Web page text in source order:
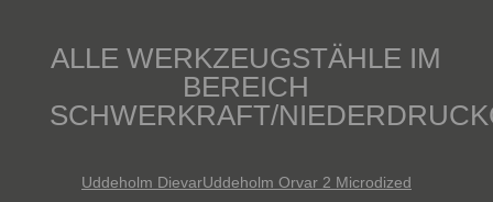
ALLE WERKZEUGSTÄHLE IM
BEREICH
SCHWERKRAFT/
Uddeholm DievarUddeholm Orvar 2 Microdized